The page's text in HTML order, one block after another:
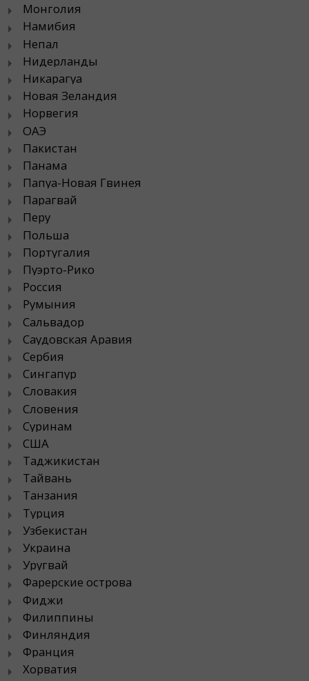
Монголия
Намибия
Непал
Нидерланды
Никарагуа
Новая Зеландия
Норвегия
ОАЭ
Пакистан
Панама
Папуа-Новая Гвинея
Парагвай
Перу
Польша
Португалия
Пуэрто-Рико
Россия
Румыния
Сальвадор
Саудовская Аравия
Сербия
Сингапур
Словакия
Словения
Суринам
США
Таджикистан
Тайвань
Танзания
Турция
Узбекистан
Украина
Уругвай
Фарерские острова
Фиджи
Филиппины
Финляндия
Франция
Хорватия